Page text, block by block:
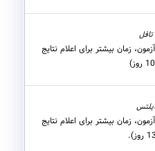
زمان بیشتر برای اعلام نتایج
زمان بیشتر برای اعلام نتایج